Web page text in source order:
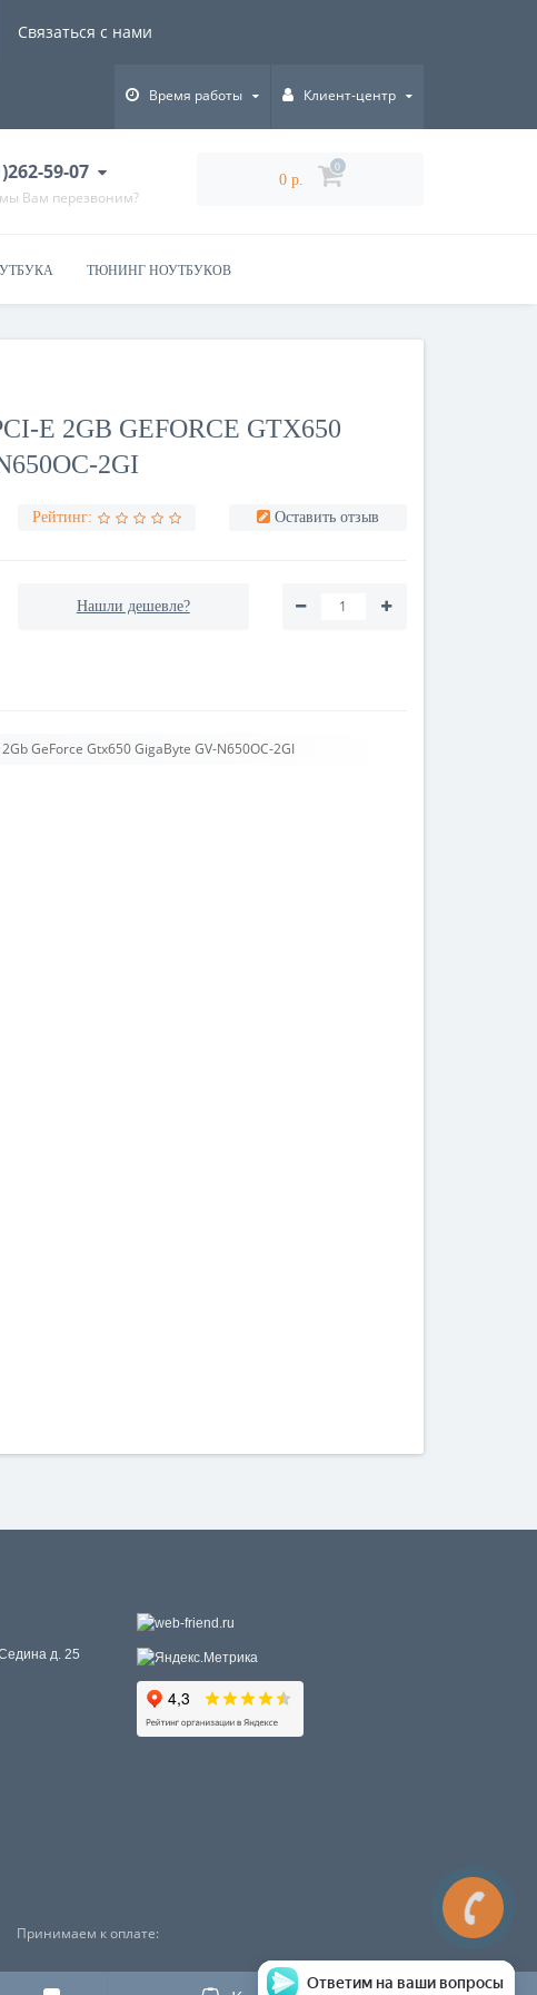
Связаться с нами
Время работы Клиент-центр
59-07
Вам перезвоним?
0 р.
0
ТЮНИНГ НОУТБУКОВ
E 2GB GEFORCE GTX650
2GI
Рейтинг: Оставить отзыв
Нашли дешевле?
GeForce Gtx650 GigaByte GV-N650OC-2GI
д. 25
Принимаем к оплате:
Ответим на ваши вопросы